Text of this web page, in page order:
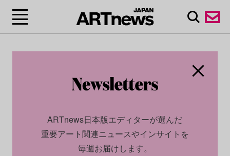
ARTnews日本版エディターが選んだ
重要アート関連ニュースやインサイトを
毎週お届けします。